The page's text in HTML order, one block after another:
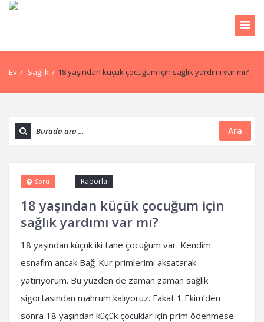
Ev / Sağlık / 18 yaşından küçük çocuğum için sağlık yardımı var mı?
Ara
18 yaşından küçük çocuğum için
sağlık yardımı var mı?
Raporla
Soru
18 yaşından küçük iki tane çocuğum var. Kendim
esnafım ancak Bağ-Kur primlerimi aksatarak
yatırıyorum. Bu yüzden de zaman zaman sağlık
sigortasından mahrum kalıyoruz. Fakat 1 Ekim’den
sonra 18 yaşından küçük çocuklar için prim ödenmese